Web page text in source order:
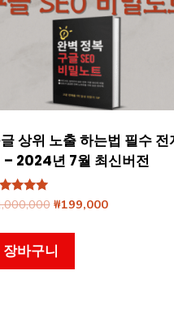
상위 노출 하는법 필수 전
– 2024년 7월 최신버전
에서
원
가
격:
₩1,000,000.
₩199,000현
장바구니